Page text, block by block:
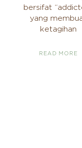
bersifat
yang
ketagihan
READ MORE